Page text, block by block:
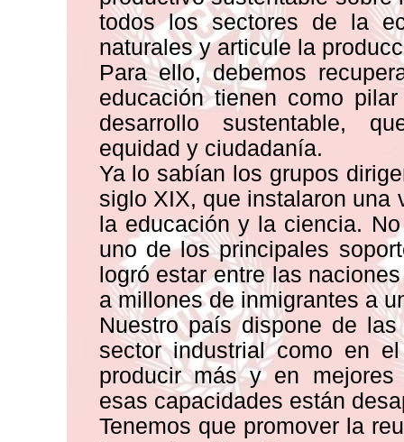
todos los sectores de la
naturales y articule la
Para ello, debemos
educación tienen como
desarrollo sustentable,
equidad y ciudadanía.
Ya lo sabían los grupos
siglo XIX, que instalaron una
la educación y la ciencia.
uno de los principales
logró estar entre las
a millones de inmigrantes a
Nuestro país dispone de
sector industrial como en
producir más y en mejores
esas capacidades están
Tenemos que promover la